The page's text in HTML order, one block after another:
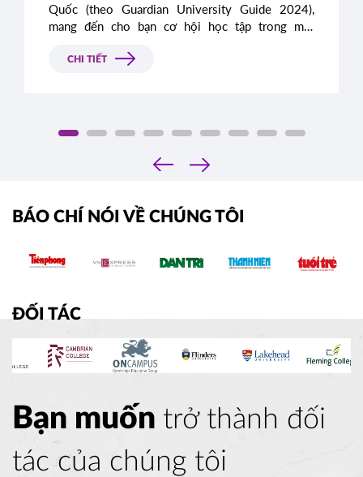
Quốc (theo Guardian University Guide 2024),
mang đến cho bạn cơ hội học tập trong môi
Thạc sĩ Quản lý Giáo dục.
CHI TIẾT
‹
›
BÁO CHÍ NÓI VỀ CHÚNG TÔI
ĐỐI TÁC
Bạn muốn trở thành đối
tác của chúng tôi